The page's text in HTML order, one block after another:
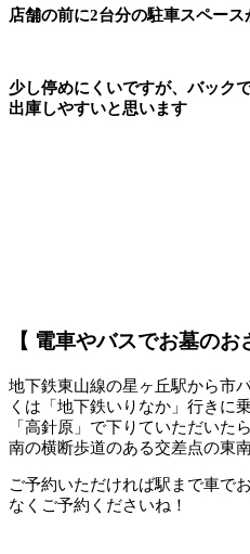
店舗の前に2台分の駐車スペース
少し停めにくいですが、バック
出庫しやすいと思います
【 電車やバスでお墓のお
地下鉄東山線の星ヶ丘駅から市
くは「地下鉄いりなか」行きに
「高針原」で下りていただいた
南の横断歩道のある交差点の東
ご予約いただければ駅まで車で
なくご予約くださいね！